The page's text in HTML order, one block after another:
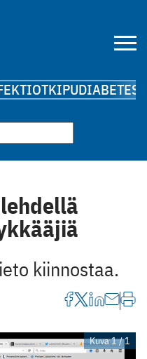
KIPUDIABETES
kiinnostaa.
Kuva 1 / 1